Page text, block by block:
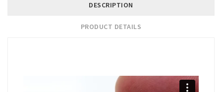
DESCRIPTION
PRODUCT DETAILS